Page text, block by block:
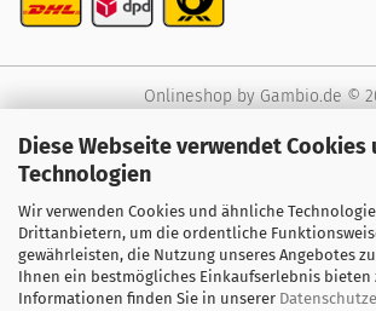
Diese Webseite verwendet Cookies
Technologien
Wir verwenden Cookies und ähnliche
Drittanbietern, um die ordentliche
gewährleisten, die Nutzung unseres Angebotes
Ihnen ein bestmögliches Einkaufserlebnis bieten
Informationen finden Sie in unserer
Onlineshopby Gambio.de ©